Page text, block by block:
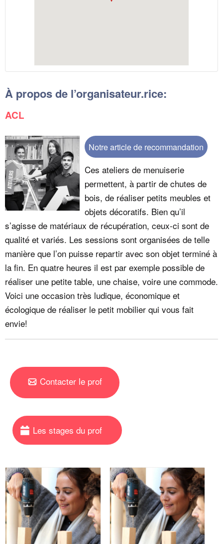
À propos de l’organisateur.rice:
ACL
Notre article de recommandation
Ces ateliers de menuiserie
permettent, à partir de chutes de
bois, de réaliser petits meubles et
objets décoratifs. Bien qu’il
s’agisse de matériaux de récupération, ceux-ci sont de
qualité et variés. Les sessions sont organisées de telle
manière que l’on puisse repartir avec son objet terminé à
la fin. En quatre heures il est par exemple possible de
réaliser une petite table, une chaise, voire une commode.
Voici une occasion très ludique, économique et
écologique de réaliser le petit mobilier qui vous fait
envie!
Contacter le prof